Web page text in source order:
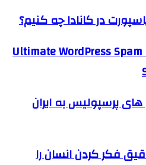
در کانادا چه کنیم؟
Ultimate WordPress
پرسپولیس به ایران
فکر کردن انسان را